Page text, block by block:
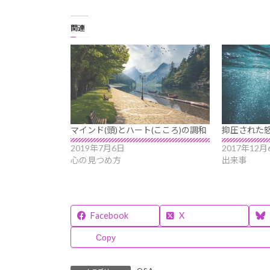
関連
マインド(頭)とハート(こころ)の調和
2019年7月6日
心の見つめ方
抑圧された
2017年12月
出来事
Facebook X
Copy